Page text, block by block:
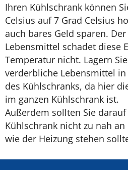
Ihren Kühlschrank können
Celsius auf 7 Grad Celsius
auch bares Geld sparen.
Lebensmittel schadet diese
Temperatur nicht. Lagern
verderbliche Lebensmittel
des Kühlschranks, da hier
im ganzen Kühlschrank ist.
Außerdem sollten Sie
Kühlschrank nicht zu nah
wie der Heizung stehen